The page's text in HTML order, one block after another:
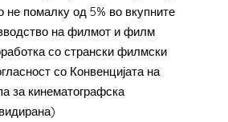
не помалку од 5% во вкупните
на филмот и филм
со странски филмски
со Конвенцијата на
за кинематографска